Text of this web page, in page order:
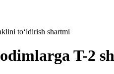
toʻldirish shartmi
T-2